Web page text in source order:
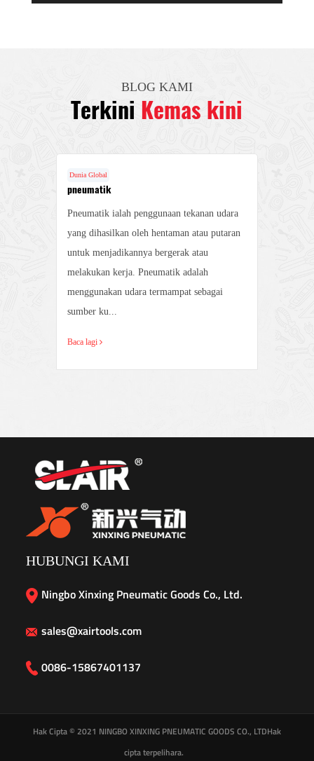
BLOG KAMI
Terkini Kemas kini
Dunia Global
pneumatik
Pneumatik ialah penggunaan tekanan udara
yang dihasilkan oleh hentaman atau putaran
untuk menjadikannya bergerak atau
melakukan kerja. Pneumatik adalah
menggunakan udara termampat sebagai
sumber ku...
Baca lagi
HUBUNGI KAMI
Ningbo Xinxing Pneumatic Goods Co., Ltd.
sales@xairtools.com
0086-15867401137
Hak Cipta © 2021 NINGBO XINXING PNEUMATIC GOODS CO., LTDHak
cipta terpelihara.